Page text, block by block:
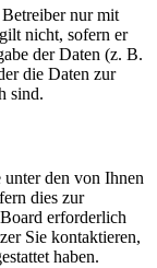
nur mit
nicht, sofern er
der Daten (z. B.
die Daten zur
sind.
unter den von Ihnen
dies zur
erforderlich
Sie kontaktieren,
haben.